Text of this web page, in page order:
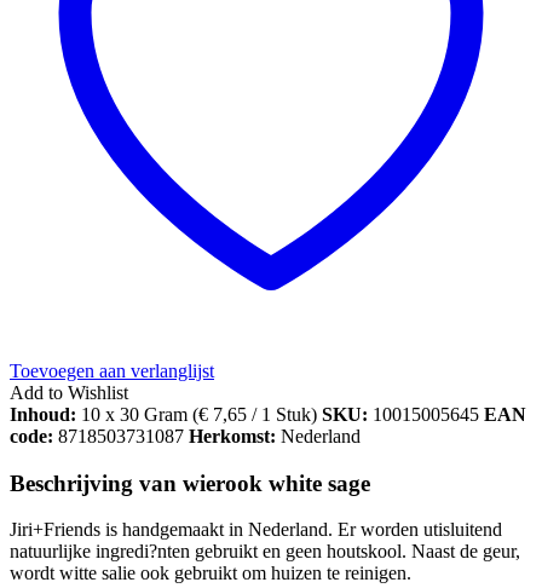
Toevoegen aan verlanglijst
Add to Wishlist
Inhoud: 10 x 30 Gram (€ 7,65 / 1 Stuk) SKU: 10015005645 EAN
code: 8718503731087 Herkomst: Nederland
Beschrijving van wierook white sage
Jiri+Friends is handgemaakt in Nederland. Er worden utisluitend
natuurlijke ingredi?nten gebruikt en geen houtskool. Naast de geur,
wordt witte salie ook gebruikt om huizen te reinigen.